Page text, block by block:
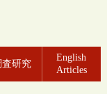
査研究
English
Articles